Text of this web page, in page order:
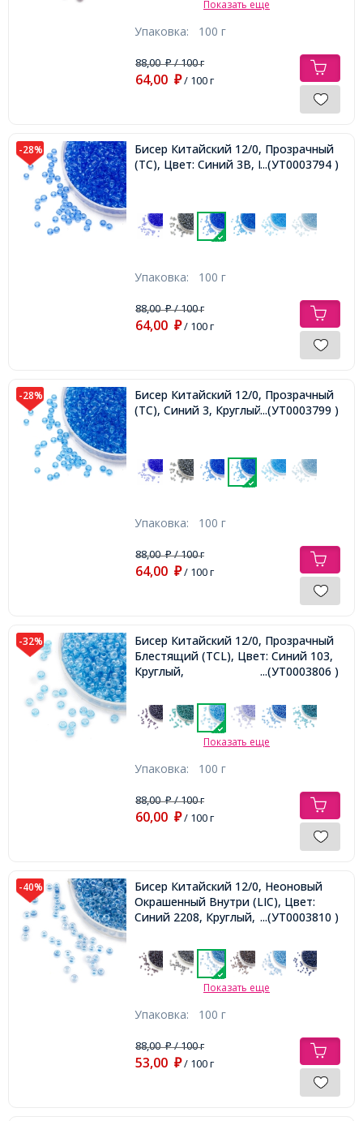
Показать еще
Упаковка: 100 г
88,00₽/ 100 г
64,00 ₽/ 100 г
-28%
Бисер Китайский 12/0, Прозрачный
(TC), Цвет: Синий 3B, Круглый,
...(УТ0003794 )
Упаковка: 100 г
88,00₽/ 100 г
64,00 ₽/ 100 г
-28%
Бисер Китайский 12/0, Прозрачный
(TC), Синий 3, Круглый,
...(УТ0003799 )
Упаковка: 100 г
88,00₽/ 100 г
64,00 ₽/ 100 г
-32%
Бисер Китайский 12/0, Прозрачный
Блестящий (TCL), Цвет: Синий 103,
Круглый,
...(УТ0003806 )
Показать еще
Упаковка: 100 г
88,00₽/ 100 г
60,00 ₽/ 100 г
-40%
Бисер Китайский 12/0, Неоновый
Окрашенный Внутри (LIC), Цвет:
Синий 2208, Круглый,
...(УТ0003810 )
Показать еще
Упаковка: 100 г
88,00₽/ 100 г
53,00 ₽/ 100 г